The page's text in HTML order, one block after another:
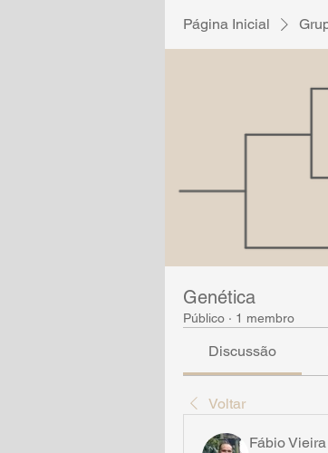
Página Inicial
Genética
Público · 1 membro
Discussão
Voltar
Fábio Vieira